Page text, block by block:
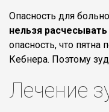
Опасность для
нельзя
опасность, что пятна
Кебнера. Поэтому
Лечение